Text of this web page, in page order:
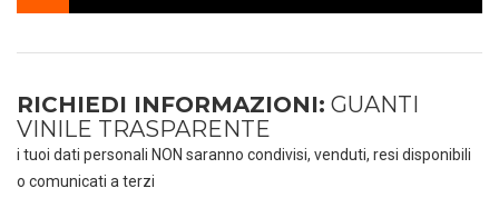
RICHIEDI INFORMAZIONI: GUANTI
VINILE TRASPARENTE
i tuoi dati personali NON saranno condivisi, venduti, resi disponibili
o comunicati a terzi